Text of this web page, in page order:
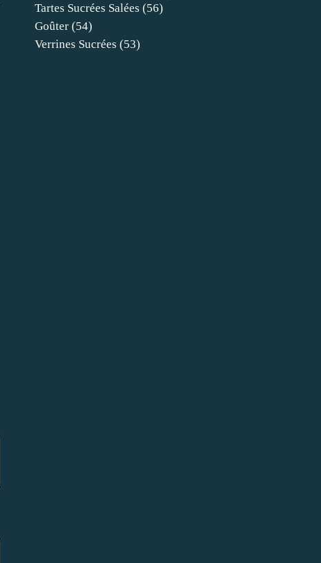
Tartes Sucrées Salées (56)
Goûter (54)
Verrines Sucrées (53)